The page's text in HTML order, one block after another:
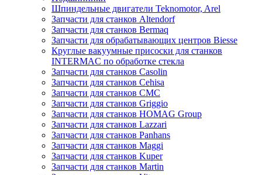
Шпиндельные двигатели Teknomotor, Arel
Запчасти для станков Altendorf
Запчасти для станков Bermaq
Запчасти для обрабатывающих центров Biesse
Круглые вакуумные присоски для станков
INTERMAC по обработке стекла
Запчасти для станков Casolin
Запчасти для станков Cehisa
Запчасти для станков CMC
Запчасти для станков Griggio
Запчасти для станков HOMAG Group
Запчасти для станков Lazzari
Запчасти для станков Panhans
Запчасти для станков Maggi
Запчасти для станков Kuper
Запчасти для станков Martin